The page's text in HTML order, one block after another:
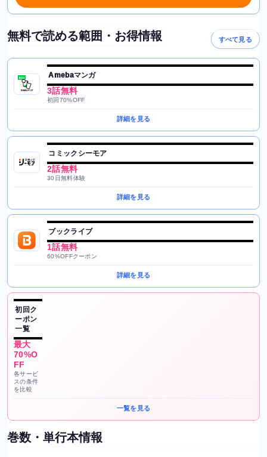
無料で読める範囲・お得情報 すべて見る
Amebaマンガ
3話無料
初回70%OFF
詳細を見る
コミックシーモア
2話無料
30日無料体験
詳細を見る
ブックライブ
1話無料
60%OFFクーポン
詳細を見る
初回ク
ーポン
一覧
最大
70%O
FF
各サービ
スの条件
を比較
一覧を見る
巻数・単行本情報